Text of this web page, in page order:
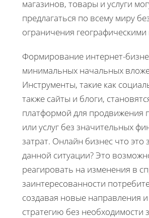
магазинов, товары и услуги
предлагаться по всему миру
ограничения
Формирование интернет-
минимальных начальных
Инструменты, такие как
также сайты и блоги,
платформой для продвижения
или услуг без значительных
затрат. Онлайн бизнес что это
данной ситуации? Это
реагировать на изменения в
заинтересованности
создавая новые направления
стратегию без необходимости